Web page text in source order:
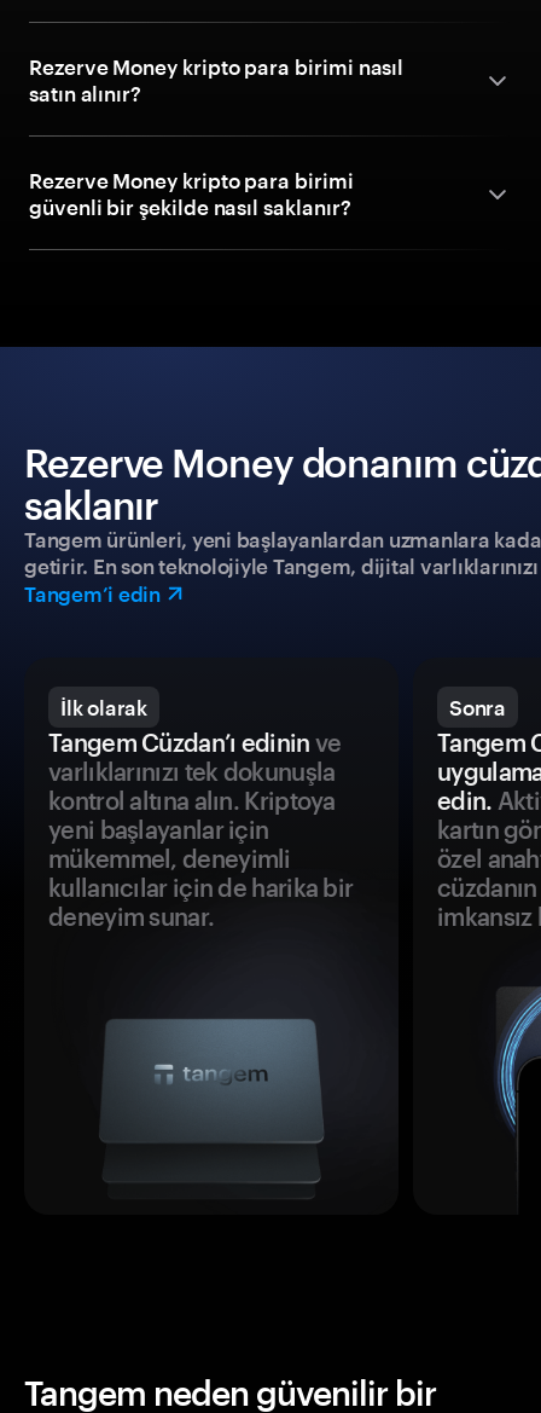
Rezerve Money kripto para birimi nasıl
satın alınır?
Rezerve Money kripto para birimi
güvenli bir şekilde nasıl saklanır?
Rezerve Money donanım
saklanır
Tangem ürünleri, yeni başlayanlardan uzmanlara
getirir. En son teknolojiyle Tangem, dijital
Tangem’i edin
İlk olarak
Tangem Cüzdan’ı edinin ve
varlıklarınızı tek dokunuşla
kontrol altına alın. Kriptoya
yeni başlayanlar için
mükemmel, deneyimli
kullanıcılar için de harika bir
deneyim sunar.
Sonra
Tangem
edin.
kartın
özel
Tangem neden güvenilir bir